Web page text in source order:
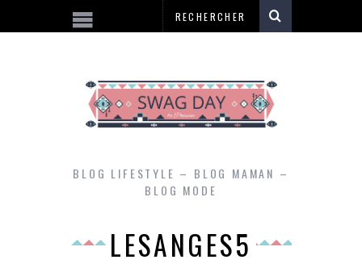
BLOG LIFESTYLE – BLOG MAMAN –
BLOG MODE
LESANGES5